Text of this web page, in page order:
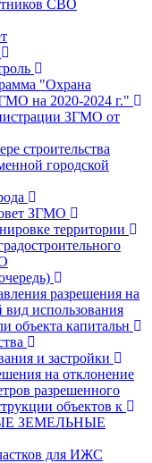
СВО
"Охрана
на 2020-2024 г."
ЗГМО от
строительства
городской
ЗГМО
территории
разрешения на
использования
объекта капитальн
и застройки
на отклонение
разрешенного
объектов к
ЗЕМЕЛЬНЫЕ
для ИЖС